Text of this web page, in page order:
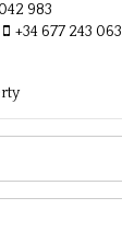
983
+34 677 243 063